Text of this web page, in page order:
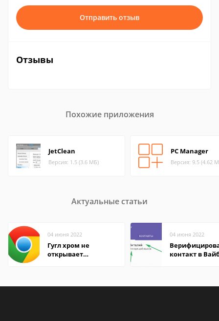
Отправить отзыв
Отзывы
Похожие приложения
JetClean
Версия: 1.5 (3.6 МБ)
PC Manager
Версия: 9.5 (4.62
Актуальные статьи
04 июня 2022
Гугл хром не
открывает
04 июня 2022
контакт в